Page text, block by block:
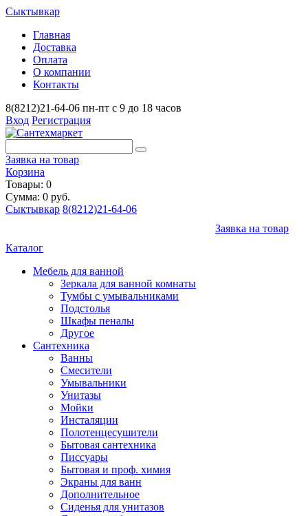
Сыктывкар
Главная
Доставка
Оплата
О компании
Контакты
8(8212)21-64-06 пн-пт с 9 до 18 часов
Вход Регистрация
Заявка на товар
Корзина
Товары: 0
Сумма: 0 руб.
Сыктывкар 8(8212)21-64-06
Заявка на товар
Каталог
Мебель для ванной
Зеркала для ванной комнаты
Тумбы с умывальниками
Подстолья
Шкафы пеналы
Другое
Сантехника
Ванны
Смесители
Умывальники
Унитазы
Мойки
Инсталяции
Полотенцесушители
Бытовая сантехника
Писсуары
Бытовая и проф. химия
Экраны для ванн
Дополнительное
Сиденья для унитазов